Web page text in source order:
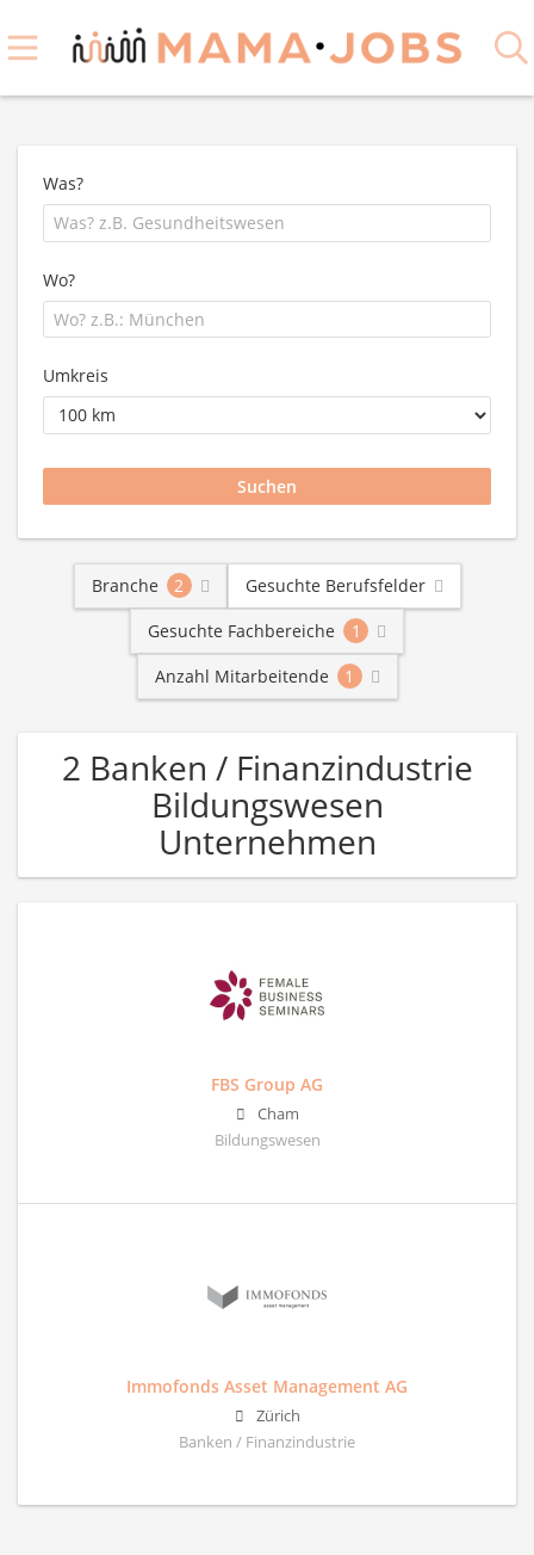
Was?
Wo?
Umkreis
Branche 2
Gesuchte Berufsfelder
Gesuchte Fachbereiche
1
Anzahl Mitarbeitende
1
2 Banken / Finanzindustrie
Bildungswesen
Unternehmen
FBS Group AG
Cham
Bildungswesen
Immofonds Asset Management AG
Zürich
Banken / Finanzindustrie